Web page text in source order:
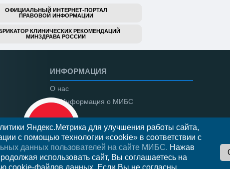
ОФИЦИАЛЬНЫЙ ИНТЕРНЕТ-ПОРТАЛ
ПРАВОВОЙ ИНФОРМАЦИИ
КЛИНИЧЕСКИХ РЕКОМЕНДАЦИЙ
МИНЗДРАВА РОССИИ
ИНФОРМАЦИЯ
О нас
Информация о МИБС
Региональные центры
Вакансии
Документы
Яндекс.Метрика для улучшения работы сайта,
с помощью технологии «cookie» в соответствии с
данных пользователей на сайте МИБС. Нажав
использовать сайт, Вы соглашаетесь на
cookie-файлов данных. Если Вы не согласны,